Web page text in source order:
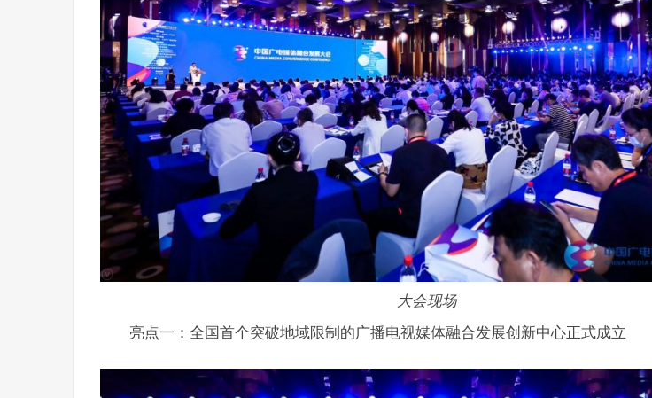
大会现场
亮点一：全国首个突破地域限制的广播电视媒体融合发展创新中心正式成立